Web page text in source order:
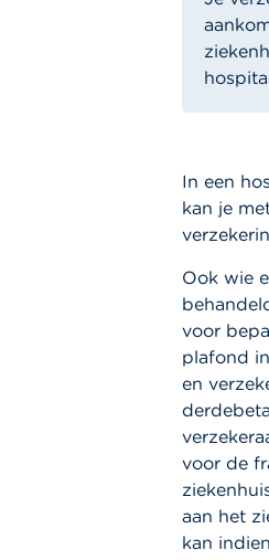
In een
kan je
Ook wie
voor
plafond
en
voor de
aan het
kan